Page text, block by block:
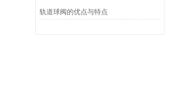
轨道球阀的优点与特点